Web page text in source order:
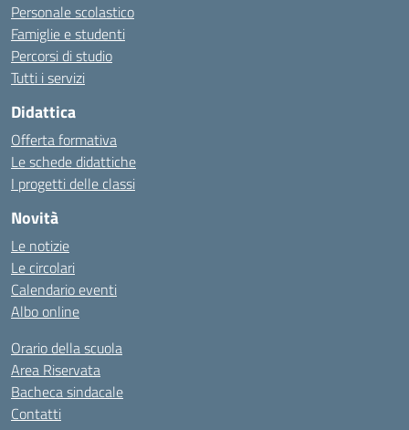
Personale scolastico
Famiglie e studenti
Percorsi di studio
Tutti i servizi
Didattica
Offerta formativa
Le schede didattiche
I progetti delle classi
Novità
Le notizie
Le circolari
Calendario eventi
Albo online
Orario della scuola
Area Riservata
Bacheca sindacale
Contatti